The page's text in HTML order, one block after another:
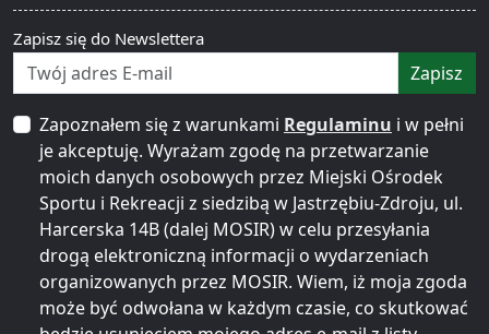
Zapisz się do Newslettera
Zapisz
Zapoznałem się z warunkami Regulaminu i w pełni
je akceptuję. Wyrażam zgodę na przetwarzanie
moich danych osobowych przez Miejski Ośrodek
Sportu i Rekreacji z siedzibą w Jastrzębiu-Zdroju, ul.
Harcerska 14B (dalej MOSIR) w celu przesyłania
drogą elektroniczną informacji o wydarzeniach
organizowanych przez MOSIR. Wiem, iż moja zgoda
może być odwołana w każdym czasie, co skutkować